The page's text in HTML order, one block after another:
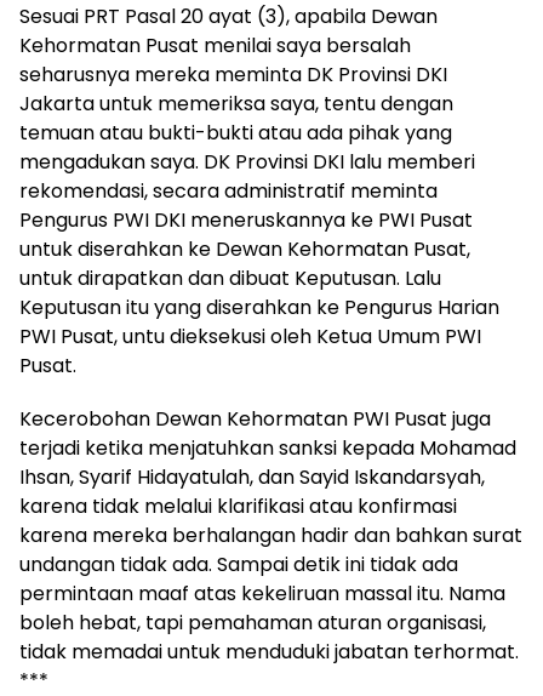
Sesuai PRT Pasal 20 ayat (3), apabila Dewan
Kehormatan Pusat menilai saya bersalah
seharusnya mereka meminta DK Provinsi DKI
Jakarta untuk memeriksa saya, tentu dengan
temuan atau bukti-bukti atau ada pihak yang
mengadukan saya. DK Provinsi DKI lalu memberi
rekomendasi, secara administratif meminta
Pengurus PWI DKI meneruskannya ke PWI Pusat
untuk diserahkan ke Dewan Kehormatan Pusat,
untuk dirapatkan dan dibuat Keputusan. Lalu
Keputusan itu yang diserahkan ke Pengurus Harian
PWI Pusat, untu dieksekusi oleh Ketua Umum PWI
Pusat.
Kecerobohan Dewan Kehormatan PWI Pusat juga
terjadi ketika menjatuhkan sanksi kepada Mohamad
Ihsan, Syarif Hidayatulah, dan Sayid Iskandarsyah,
karena tidak melalui klarifikasi atau konfirmasi
karena mereka berhalangan hadir dan bahkan surat
undangan tidak ada. Sampai detik ini tidak ada
permintaan maaf atas kekeliruan massal itu. Nama
boleh hebat, tapi pemahaman aturan organisasi,
tidak memadai untuk menduduki jabatan terhormat.
***